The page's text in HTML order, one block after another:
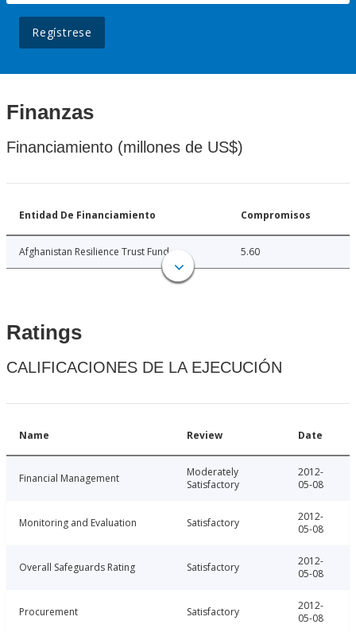
Regístrese
Finanzas
Financiamiento (millones de US$)
Entidad De Financiamiento Compromisos
Afghanistan Resilience Trust Fund 5.60
Ratings
CALIFICACIONES DE LA EJECUCIÓN
Name Review Date
Financial Management
Moderately
Satisfactory
2012-
05-08
Monitoring and Evaluation Satisfactory
2012-
05-08
Overall Safeguards Rating Satisfactory
2012-
05-08
Procurement Satisfactory
2012-
05-08